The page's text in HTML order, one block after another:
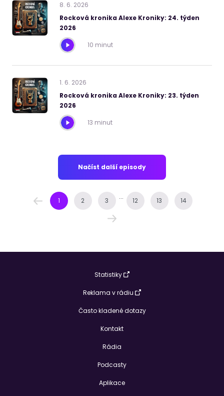
8. 6. 2026
Rocková kronika Alexe Kroniky: 24. týden
2026
10 minut
1. 6. 2026
Rocková kronika Alexe Kroniky: 23. týden
2026
13 minut
Načíst další episody
1 2 3 ... 12 13 14
Statistiky
Reklama v rádiu
Často kladené dotazy
Kontakt
Rádia
Podcasty
Aplikace